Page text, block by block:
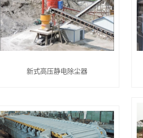
新式高压静电除尘器